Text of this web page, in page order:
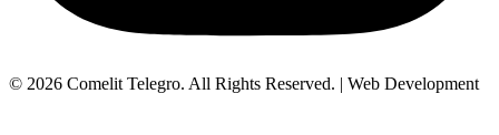
© 2026 Comelit Telegro. All Rights Reserved. | Web Development